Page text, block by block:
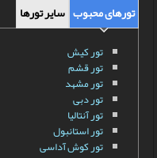
تورهای محبوب سایر تورها
تور کیش
تور قشم
تور مشهد
تور دبی
تور آنتالیا
تور استانبول
تور کوش آداسی